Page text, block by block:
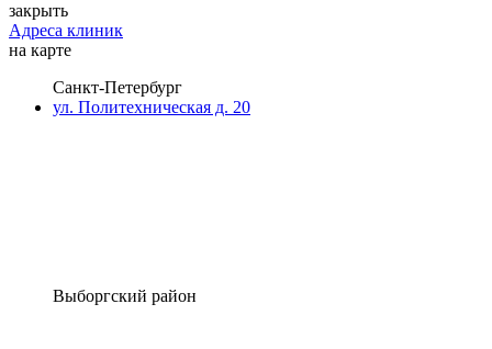
закрыть
Адреса клиник
на карте
Санкт-Петербург
ул. Политехническая д. 20
Выборгский район